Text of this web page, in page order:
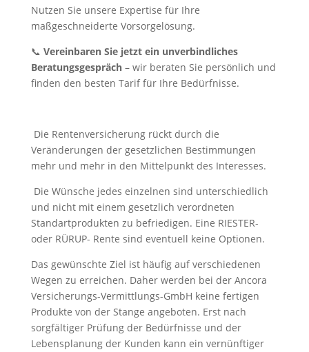
Nutzen Sie unsere Expertise für Ihre
maßgeschneiderte Vorsorgelösung.
📞 Vereinbaren Sie jetzt ein unverbindliches
Beratungsgespräch– wir beraten Sie persönlich und
finden den besten Tarif für Ihre Bedürfnisse.
Die Rentenversicherung rückt durch die
Veränderungen der gesetzlichen Bestimmungen
mehr und mehr in den Mittelpunkt des Interesses.
Die Wünsche jedes einzelnen sind unterschiedlich
und nicht mit einem gesetzlich verordneten
Standartprodukten zu befriedigen. Eine RIESTER-
oder RÜRUP- Rente sind eventuell keine Optionen.
Das gewünschte Ziel ist häufig auf verschiedenen
Wegen zu erreichen. Daher werden bei der Ancora
Versicherungs-Vermittlungs-GmbH keine fertigen
Produkte von der Stange angeboten. Erst nach
sorgfältiger Prüfung der Bedürfnisse und der
Lebensplanung der Kunden kann ein vernünftiger